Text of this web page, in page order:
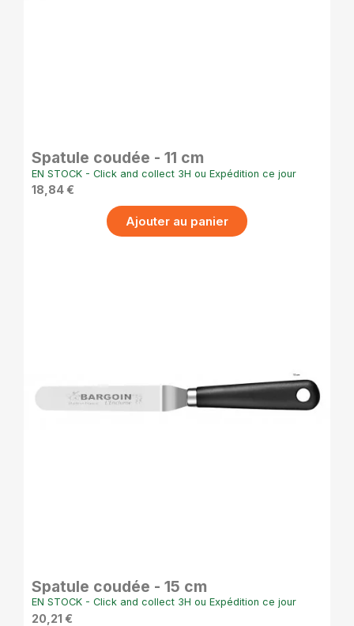
Spatule coudée - 11 cm
EN STOCK - Click and collect 3H ou Expédition ce jour
18,84 €
Ajouter au panier
Spatule coudée - 15 cm
EN STOCK - Click and collect 3H ou Expédition ce jour
20,21 €